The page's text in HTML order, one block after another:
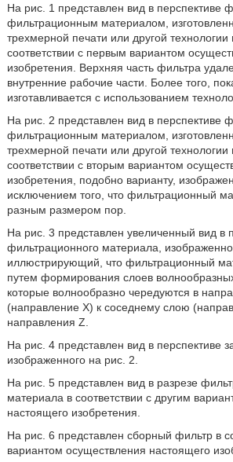
На рис. 1 представлен вид в перспективе
фильтрационным материалом,
трехмерной печати или другой
соответствии с первым вариантом
изобретения. Верхняя часть фильтра
внутренние рабочие части. Более того,
изготавливается с использованием
На рис. 2 представлен вид в перспективе
фильтрационным материалом,
трехмерной печати или другой
соответствии с вторым вариантом
изобретения, подобно варианту,
исключением того, что фильтрационный
разным размером пор.
На рис. 3 представлен увеличенный вид в
фильтрационного материала,
иллюстрирующий, что фильтрационный
путем формирования слоев
которые волнообразно чередуются в
(направление X) к соседнему слою
направления Z.
На рис. 4 представлен вид в перспективе
изображенного на рис. 2.
На рис. 5 представлен вид в разрезе
материала в соответствии с другим
настоящего изобретения.
На рис. 6 представлен сборный фильтр в
вариантом осуществления настоящего